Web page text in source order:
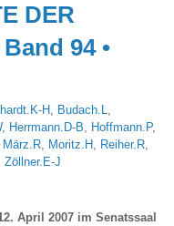
DER
94 •
H, Budach.L,
, Herrmann.D-B, Hoffmann.P,
März.R, Moritz.H , Reiher.R,
Zöllner.E-J
April 2007 im Senatssaal